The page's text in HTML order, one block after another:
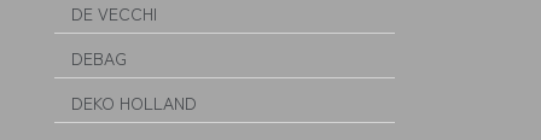
DE VECCHI
DEBAG
DEKO HOLLAND